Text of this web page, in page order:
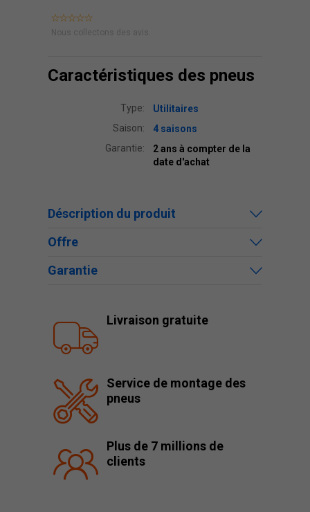
Nous collectons des avis.
Caractéristiques des pneus
Type:
Utilitaires
Saison:
4 saisons
Garantie:
2 ans à compter de la
date d'achat
Déscription du produit
Offre
Garantie
Livraison gratuite
Service de montage des
pneus
Plus de 7 millions de
clients